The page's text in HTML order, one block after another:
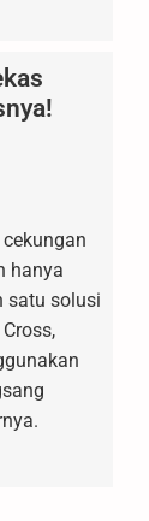
hanya
satu solusi